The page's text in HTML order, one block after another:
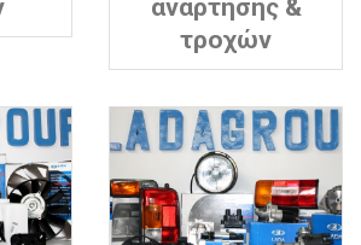
ανάρτησης &
τροχών